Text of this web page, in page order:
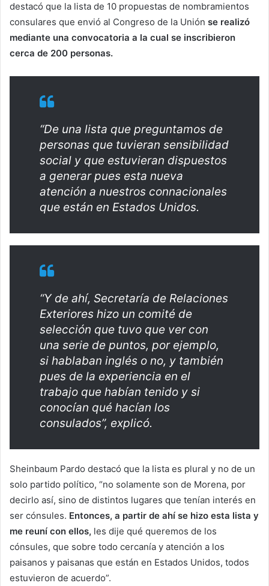
destacó que la lista de 10 propuestas de nombramientos
consulares que envió al Congreso de la Unión se realizó
mediante una convocatoria a la cual se inscribieron
cerca de 200 personas.
“De una lista que preguntamos de
personas que tuvieran sensibilidad
social y que estuvieran dispuestos
a generar pues esta nueva
atención a nuestros connacionales
que están en Estados Unidos.
“Y de ahí, Secretaría de Relaciones
Exteriores hizo un comité de
selección que tuvo que ver con
una serie de puntos, por ejemplo,
si hablaban inglés o no, y también
pues de la experiencia en el
trabajo que habían tenido y si
conocían qué hacían los
consulados”, explicó.
Sheinbaum Pardo destacó que la lista es plural y no de un
solo partido político, “no solamente son de Morena, por
decirlo así, sino de distintos lugares que tenían interés en
ser cónsules. Entonces, a partir de ahí se hizo esta lista y
me reuní con ellos, les dije qué queremos de los
cónsules, que sobre todo cercanía y atención a los
paisanos y paisanas que están en Estados Unidos, todos
estuvieron de acuerdo”.